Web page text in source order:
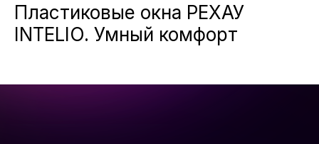
Пластиковые окна РЕХАУ
INTELIO. Умный комфорт